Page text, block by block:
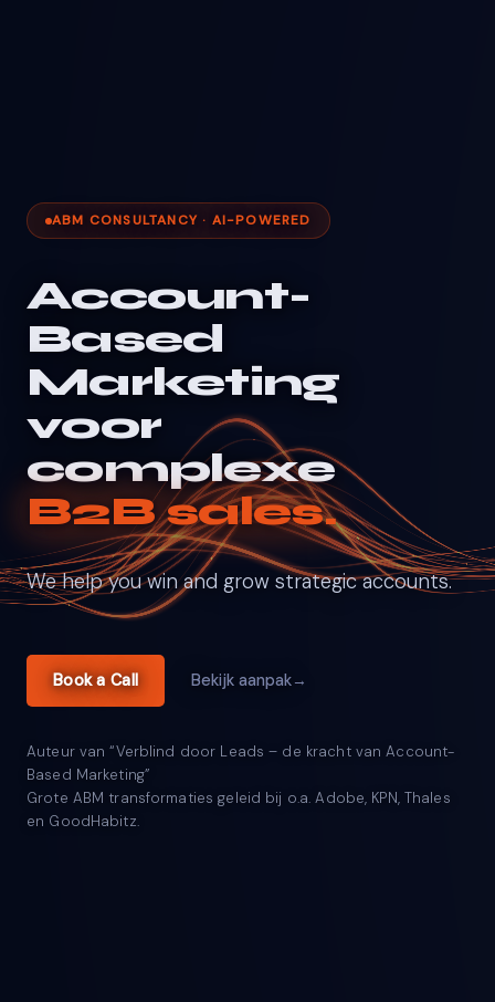
ABM CONSULTANCY · AI-POWERED
Account-
Based
Marketing
voor
complexe
B2B sales.
We help you win and grow strategic accounts.
Book a Call Bekijk aanpak
Auteur van “Verblind door Leads – de kracht van Account-
Based Marketing”
Grote ABM transformaties geleid bij o.a. Adobe, KPN, Thales
en GoodHabitz.